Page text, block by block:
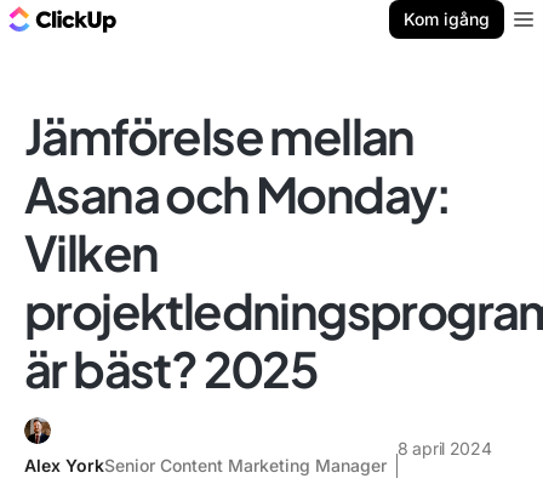
Kom igång
Jämförelse mellan
Asana och Monday:
Vilken
är bäst? 2025
Alex YorkSenior Content Marketing Manager
8 april 2024